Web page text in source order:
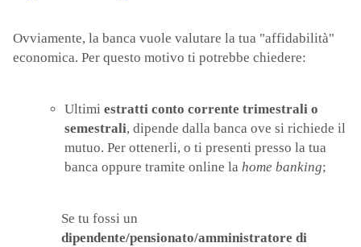
Ovviamente, la banca vuole valutare la tua "affidabilità"
economica. Per questo motivo ti potrebbe chiedere:
Ultimi estratti conto corrente trimestrali o
semestrali, dipende dalla banca ove si richiede il
mutuo. Per ottenerli, o ti presenti presso la tua
banca oppure tramite online la home banking;
Se tu fossi un
dipendente/pensionato/amministratore di